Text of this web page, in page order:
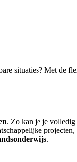
situaties? Met de
. Zo kan je je volledig
.